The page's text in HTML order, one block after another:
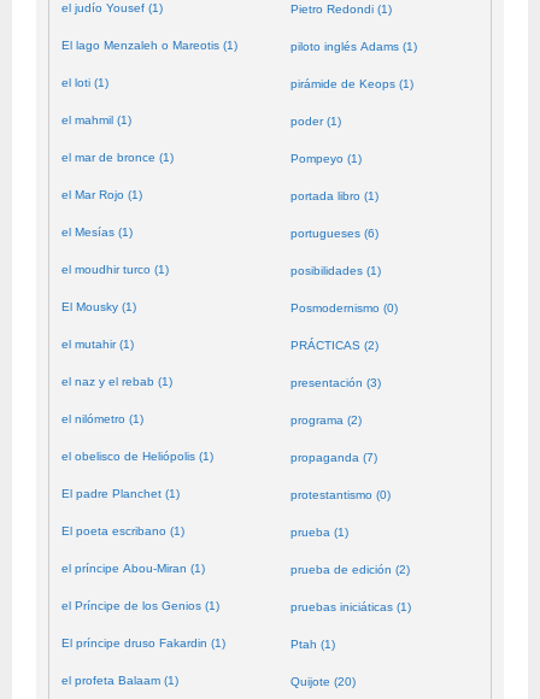
el judío Yousef (1)
El lago Menzaleh o Mareotis (1)
el loti (1)
el mahmil (1)
el mar de bronce (1)
el Mar Rojo (1)
el Mesías (1)
el moudhir turco (1)
El Mousky (1)
el mutahir (1)
el naz y el rebab (1)
el nilómetro (1)
el obelisco de Heliópolis (1)
El padre Planchet (1)
El poeta escribano (1)
el príncipe Abou-Miran (1)
el Príncipe de los Genios (1)
El príncipe druso Fakardin (1)
el profeta Balaam (1)
Pietro Redondi (1)
piloto inglés Adams (1)
pirámide de Keops (1)
poder (1)
Pompeyo (1)
portada libro (1)
portugueses (6)
posibilidades (1)
Posmodernismo (0)
PRÁCTICAS (2)
presentación (3)
programa (2)
propaganda (7)
protestantismo (0)
prueba (1)
prueba de edición (2)
pruebas iniciáticas (1)
Ptah (1)
Quijote (20)